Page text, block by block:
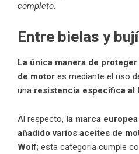
completo.
Entre bielas y
La única manera de
de motor es mediante el uso
una resistencia específica al
Al respecto, la marca
añadido varios aceites de
Wolf; esta categoría cumple